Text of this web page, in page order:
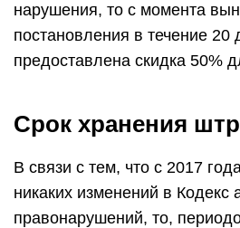
нарушения, то с момента
постановления в течение 20
предоставлена скидка 50%
Срок хранения
В связи с тем, что с 2017
никаких изменений в Кодекс
правонарушений, то,